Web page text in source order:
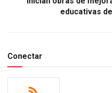
educativas
Conectar